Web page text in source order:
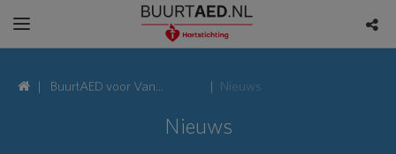
BuurtAED voor Van
Bronkhorstvliet, 2992
Nieuws
Nieuws